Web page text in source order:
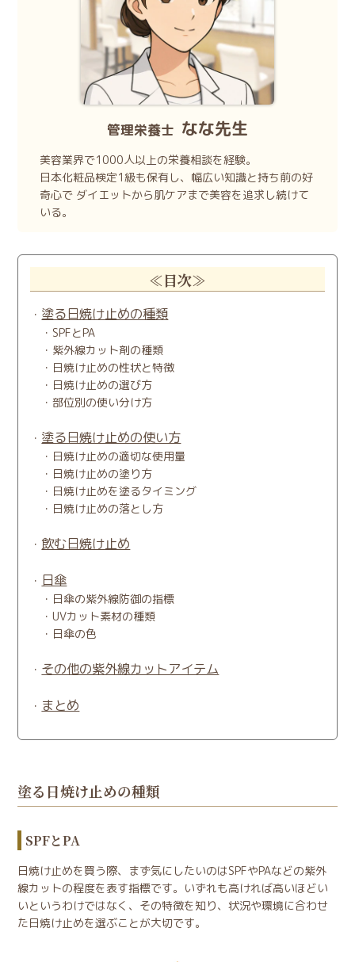
管理栄養士 なな先生
美容業界で1000人以上の栄養相談を経験。
日本化粧品検定1級も保有し、幅広い知識と持ち前の好
奇心で ダイエットから肌ケアまで美容を追求し続けて
いる。
≪目次≫
塗る日焼け止めの種類
SPFとPA
紫外線カット剤の種類
日焼け止めの性状と特徴
日焼け止めの選び方
部位別の使い分け方
塗る日焼け止めの使い方
日焼け止めの適切な使用量
日焼け止めの塗り方
日焼け止めを塗るタイミング
日焼け止めの落とし方
飲む日焼け止め
日傘
日傘の紫外線防御の指標
UVカット素材の種類
日傘の色
その他の紫外線カットアイテム
まとめ
塗る日焼け止めの種類
SPFとPA
日焼け止めを買う際、まず気にしたいのはSPFやPAなどの紫外
線カットの程度を表す指標です。いずれも高ければ高いほどい
いというわけではなく、その特徴を知り、状況や環境に合わせ
た日焼け止めを選ぶことが大切です。